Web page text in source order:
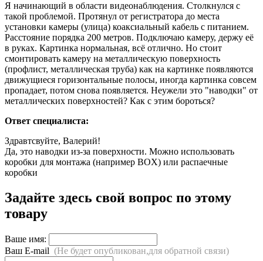
Я начинающий в области видеонаблюдения. Столкнулся с
такой проблемой. Протянул от регистратора до места
установки камеры (улица) коаксиальный кабель с питанием.
Расстояние порядка 200 метров. Подключаю камеру, держу её
в руках. Картинка нормальная, всё отлично. Но стоит
смонтировать камеру на металлическую поверхность
(профлист, металлическая труба) как на картинке появляются
движущиеся горизонтальные полосы, иногда картинка совсем
пропадает, потом снова появляется. Неужели это "наводки" от
металлических поверхностей? Как с этим бороться?
Ответ специалиста:
Здравтсвуйте, Валерий!
Да, это наводки из-за поверхности. Можно использовать
коробки для монтажа (например BOX) или распаечные
коробки
Задайте здесь свой вопрос по этому
товару
Ваше имя:
Ваш E-mail (Не будет опубликован,для обратной связи)